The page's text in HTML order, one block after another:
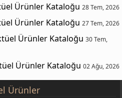
Ürünler Kataloğu 28 Tem, 2026
Ürünler Kataloğu 27 Tem, 2026
Ürünler Kataloğu 30 Tem,
Ürünler Kataloğu 02 Ağu, 2026
Ürünler